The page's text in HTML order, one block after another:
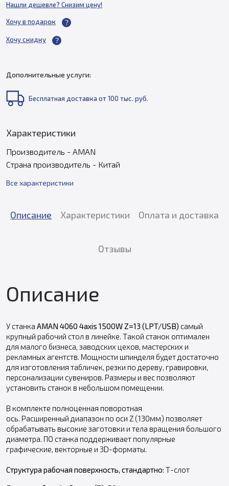
Нашли дешевле? Снизим цену!
Хочу в подарок
Хочу скидку
Дополнительные услуги:
Бесплатная доставка от 100 тыс. руб.
Характеристики
Производитель - AMAN
Страна производитель - Китай
Все характеристики
Описание Характеристики Оплата и доставка
Отзывы
Описание
У станка AMAN 4060 4axis 1500W Z=13 (LPT/USB) самый
крупный рабочий стол в линейке. Такой станок оптимален
для малого бизнеса, заводских цехов, мастерских и
рекламных агентств. Мощности шпинделя будет достаточно
для изготовления табличек, резки по дереву, гравировки,
персонализации сувениров. Размеры и вес позволяют
установить станок в небольшом помещении.
В комплекте полноценная поворотная
ось. Расширенный диапазон по оси Z (130мм) позволяет
обрабатывать высокие заготовки и тела вращения большого
диаметра. ПO станка поддерживает популярные
графические, векторные и 3D-форматы.
Структура рабочая поверхность, стандартно: Т-слот